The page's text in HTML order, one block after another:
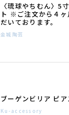
〈琉球やちむん〉5
ト ※ご注文から４ヶ
だいております。
金城陶芸
ブーゲンビリア ピア
Ku-accessory